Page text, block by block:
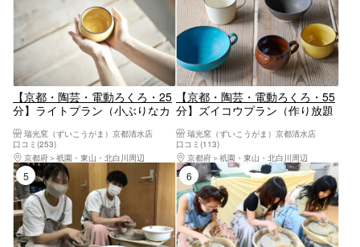
【京都・陶芸・電動ろくろ・25
分】ライトプラン（小ぶりなカ
瑞光窯（ずいこうがま）京都清水店
口コミ(253)
京都府
祇園・東山・北白川周辺
【京都・陶芸・電動ろくろ・55
分】ズイコウプラン（作り放題
瑞光窯（ずいこうがま）京都清水店
口コミ(113)
京都府
祇園・東山・北白川周辺
5位 6位